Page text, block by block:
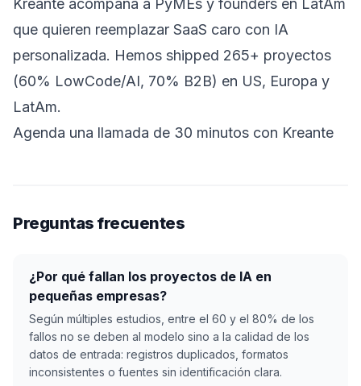
Kreante acompaña a PyMEs y founders en LatAm
que quieren reemplazar SaaS caro con IA
personalizada. Hemos shipped 265+ proyectos
(60% LowCode/AI, 70% B2B) en US, Europa y
LatAm.
Agenda una llamada de 30 minutos con Kreante
Preguntas frecuentes
¿Por qué fallan los proyectos de IA en
pequeñas empresas?
Según múltiples estudios, entre el 60 y el 80% de los
fallos no se deben al modelo sino a la calidad de los
datos de entrada: registros duplicados, formatos
inconsistentes o fuentes sin identificación clara.